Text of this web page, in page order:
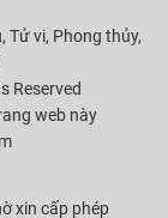
Tử vi, Phong thủy,
Reserved
web này
xin cấp phép